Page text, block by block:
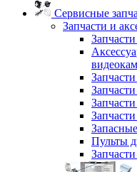
Сервисные
Запчасти и
Пульты